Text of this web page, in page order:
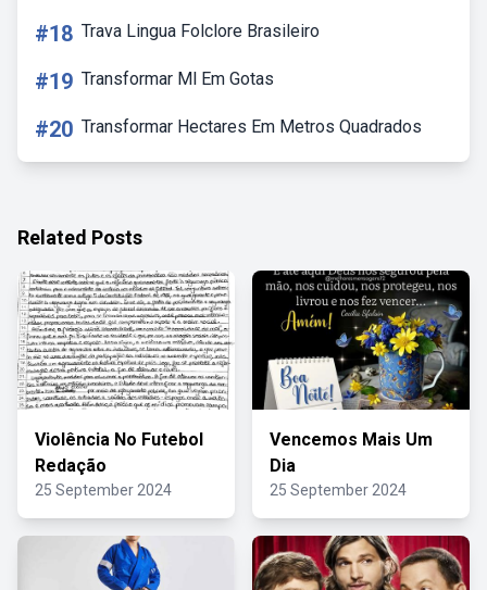
#18 Trava Lingua Folclore Brasileiro
#19 Transformar Ml Em Gotas
#20 Transformar Hectares Em Metros Quadrados
Related Posts
Violência No Futebol
Redação
25 September 2024
Vencemos Mais Um
Dia
25 September 2024